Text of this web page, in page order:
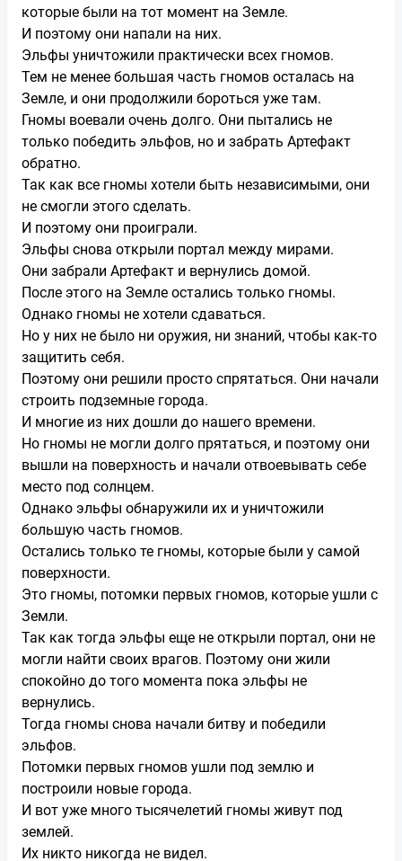
которые были на тот момент на Земле.
И поэтому они напали на них.
Эльфы уничтожили практически всех гномов.
Тем не менее большая часть гномов осталась на
Земле, и они продолжили бороться уже там.
Гномы воевали очень долго. Они пытались не
только победить эльфов, но и забрать Артефакт
обратно.
Так как все гномы хотели быть независимыми, они
не смогли этого сделать.
И поэтому они проиграли.
Эльфы снова открыли портал между мирами.
Они забрали Артефакт и вернулись домой.
После этого на Земле остались только гномы.
Однако гномы не хотели сдаваться.
Но у них не было ни оружия, ни знаний, чтобы как-то
защитить себя.
Поэтому они решили просто спрятаться. Они начали
строить подземные города.
И многие из них дошли до нашего времени.
Но гномы не могли долго прятаться, и поэтому они
вышли на поверхность и начали отвоевывать себе
место под солнцем.
Однако эльфы обнаружили их и уничтожили
большую часть гномов.
Остались только те гномы, которые были у самой
поверхности.
Это гномы, потомки первых гномов, которые ушли с
Земли.
Так как тогда эльфы еще не открыли портал, они не
могли найти своих врагов. Поэтому они жили
спокойно до того момента пока эльфы не
вернулись.
Тогда гномы снова начали битву и победили
эльфов.
Потомки первых гномов ушли под землю и
построили новые города.
И вот уже много тысячелетий гномы живут под
землей.
Их никто никогда не видел.